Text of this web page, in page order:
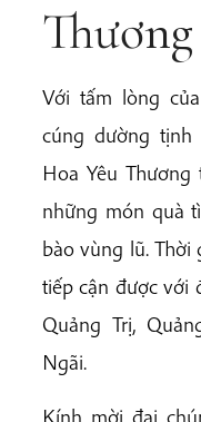
Thương
Với tấm lòng
cúng dường
Hoa Yêu
những món quà
bào vùng lũ. Thời
tiếp cận được với
Quảng Trị,
Ngãi.
Kính mời đại